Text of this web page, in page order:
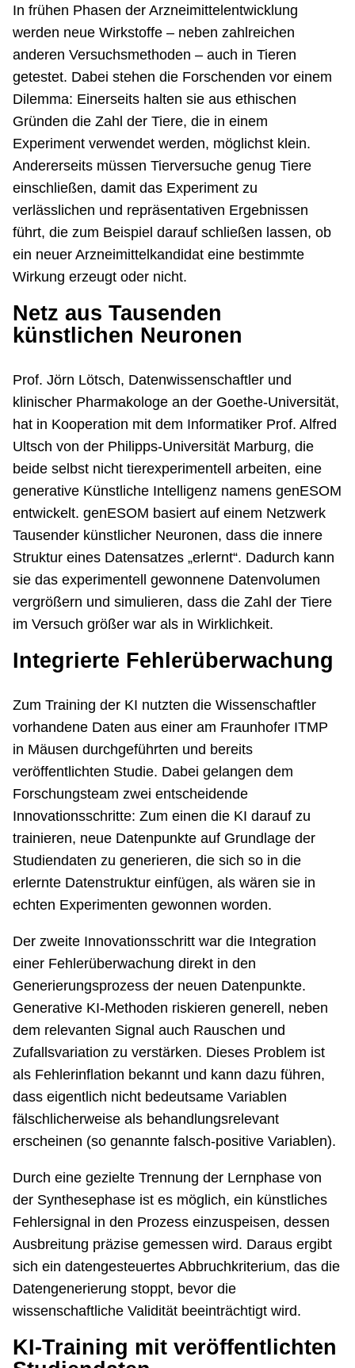
In frühen Phasen der Arzneimittelentwicklung
werden neue Wirkstoffe – neben zahlreichen
anderen Versuchsmethoden – auch in Tieren
getestet. Dabei stehen die Forschenden vor einem
Dilemma: Einerseits halten sie aus ethischen
Gründen die Zahl der Tiere, die in einem
Experiment verwendet werden, möglichst klein.
Andererseits müssen Tierversuche genug Tiere
einschließen, damit das Experiment zu
verlässlichen und repräsentativen Ergebnissen
führt, die zum Beispiel darauf schließen lassen, ob
ein neuer Arzneimittelkandidat eine bestimmte
Wirkung erzeugt oder nicht.
Netz aus Tausenden
künstlichen Neuronen
Prof. Jörn Lötsch, Datenwissenschaftler und
klinischer Pharmakologe an der Goethe-Universität,
hat in Kooperation mit dem Informatiker Prof. Alfred
Ultsch von der Philipps-Universität Marburg, die
beide selbst nicht tierexperimentell arbeiten, eine
generative Künstliche Intelligenz namens genESOM
entwickelt. genESOM basiert auf einem Netzwerk
Tausender künstlicher Neuronen, dass die innere
Struktur eines Datensatzes „erlernt“. Dadurch kann
sie das experimentell gewonnene Datenvolumen
vergrößern und simulieren, dass die Zahl der Tiere
im Versuch größer war als in Wirklichkeit.
Integrierte Fehlerüberwachung
Zum Training der KI nutzten die Wissenschaftler
vorhandene Daten aus einer am Fraunhofer ITMP
in Mäusen durchgeführten und bereits
veröffentlichten Studie. Dabei gelangen dem
Forschungsteam zwei entscheidende
Innovationsschritte: Zum einen die KI darauf zu
trainieren, neue Datenpunkte auf Grundlage der
Studiendaten zu generieren, die sich so in die
erlernte Datenstruktur einfügen, als wären sie in
echten Experimenten gewonnen worden.
Der zweite Innovationsschritt war die Integration
einer Fehlerüberwachung direkt in den
Generierungsprozess der neuen Datenpunkte.
Generative KI-Methoden riskieren generell, neben
dem relevanten Signal auch Rauschen und
Zufallsvariation zu verstärken. Dieses Problem ist
als Fehlerinflation bekannt und kann dazu führen,
dass eigentlich nicht bedeutsame Variablen
fälschlicherweise als behandlungsrelevant
erscheinen (so genannte falsch-positive Variablen).
Durch eine gezielte Trennung der Lernphase von
der Synthesephase ist es möglich, ein künstliches
Fehlersignal in den Prozess einzuspeisen, dessen
Ausbreitung präzise gemessen wird. Daraus ergibt
sich ein datengesteuertes Abbruchkriterium, das die
Datengenerierung stoppt, bevor die
wissenschaftliche Validität beeinträchtigt wird.
KI-Training mit veröffentlichten